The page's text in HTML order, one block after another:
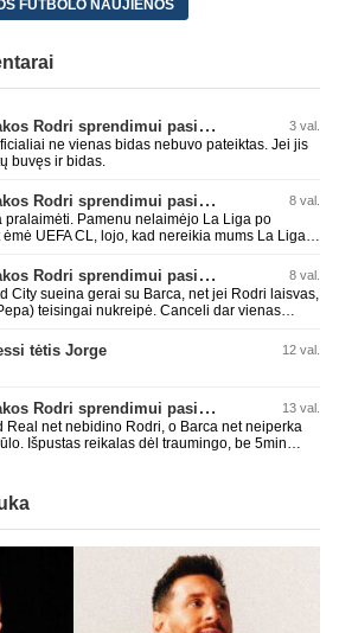
FUTBOLO NAUJIENOS
Paaiškėjo, kas turėjo įtakos Rodri sprendimui pasirinkti Barselonos pusę 3 val.
ne vienas bidas nebuvo pateiktas. Jei jis
buvęs ir bidas.
Paaiškėjo, kas turėjo įtakos Rodri sprendimui pasirinkti Barselonos pusę 8 val.
pralaimėti. Pamenu nelaimėjo La Liga po
UEFA CL, lojo, kad nereikia mums La Liga,
nuo Barcos ir Rodri ateina ne pas juos, vėl
Gal davai vyriškai priimkit tuos pralaimėjimus
t.t.
Paaiškėjo, kas turėjo įtakos Rodri sprendimui pasirinkti Barselonos pusę 8 val.
City sueina gerai su Barca, net jei Rodri laisvas,
teisingai nukreipė. Canceli dar vienas
tėtis Jorge 12 val.
Paaiškėjo, kas turėjo įtakos Rodri sprendimui pasirinkti Barselonos pusę 13 val.
Real net nebidino Rodri, o Barca net neiperka
Išpustas reikalas dėl traumingo, be 5min